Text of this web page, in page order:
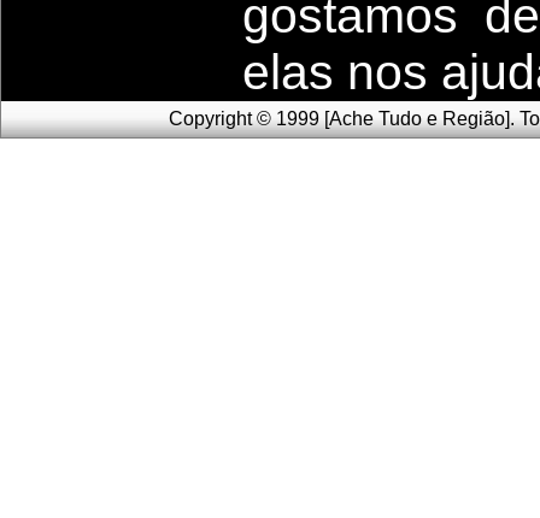
gostamos
elas nos
Copyright © 1999 [Ache Tudo e Região].